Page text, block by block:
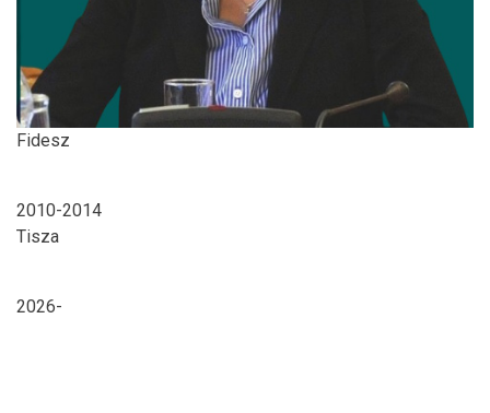
Fidesz
2010-2014
Tisza
2026-